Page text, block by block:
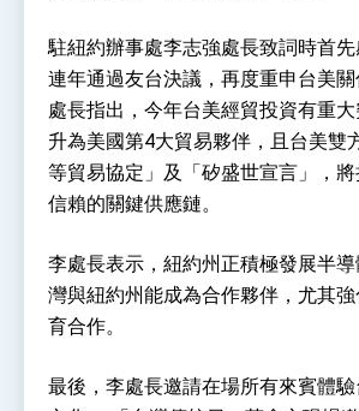
總統以「韌性之島，希望之光
年談話
總統主持「守護民主台灣國安
會 強調以實力守護台海和
命運
變局中 奮起的新臺灣 總統發
總統發表執政周年談話 盼面
團結 迎風轉型 穩健前行
總統重要談話
我國政府將在美國亞利桑納州
事處」，進一步深化台美交流
駐紐約辦事處李志強處長致詞時首
連年通過友台決議，再度重申台美
處長指出，今年台美經貿投資有重
升為美國第4大貿易夥伴，且台美雙
等貿易協定」及「矽盛世宣言」，
信賴的關鍵供應鏈。
李處長表示，紐約州正積極發展半
灣與紐約州能成為合作夥伴，尤其
育合作。
最後，李處長邀請在場所有來賓體